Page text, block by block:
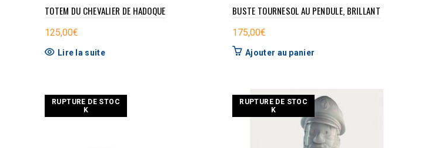
TOTEM DU CHEVALIER DE HADOQUE
125,00€
Lire la suite
BUSTE TOURNESOL AU PENDULE, BRILLANT
175,00€
Ajouter au panier
RUPTURE DE STOC
K
RUPTURE DE STOC
K